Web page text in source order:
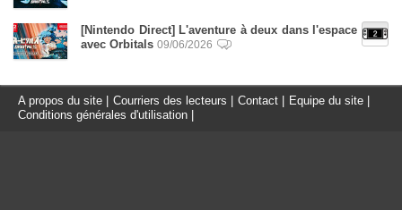
[Nintendo Direct] L'aventure à deux dans l'espace
avec Orbitals 09/06/2026
A propos du site Courriers des lecteurs Contact Equipe du site
Conditions générales d'utilisation